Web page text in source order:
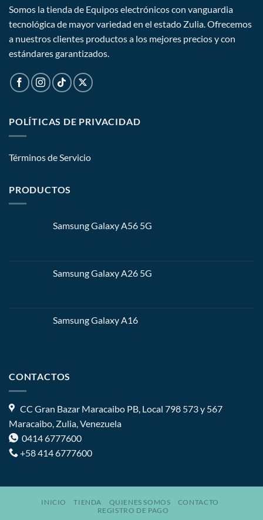
Somos la tienda de Equipos electrónicos con vanguardia
tecnológica de mayor variedad en el estado Zulia. Ofrecemos
a nuestros clientes productos a los mejores precios y con
estándares garantizados.
POLÍTICAS DE PRIVACIDAD
Términos de Servicio
PRODUCTOS
Samsung Galaxy A56 5G
Samsung Galaxy A26 5G
Samsung Galaxy A16
CONTACTOS
CC Gran Bazar Maracaibo PB, Local 798 573 y 567
Maracaibo, Zulia, Venezuela
0414 6777600
+58 414 6777600
INICIO TIENDA QUIENES SOMOS
CONTACTO
REGISTRO DE PAGO